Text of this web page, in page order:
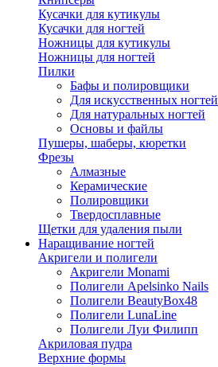
Кусачки для кутикулы
Кусачки для ногтей
Ножницы для кутикулы
Ножницы для ногтей
Пилки
Бафы и полировщики
Для искусственных ногтей
Для натуральных ногтей
Основы и файлы
Пушеры, шаберы, кюретки
Фрезы
Алмазные
Керамические
Полировщики
Твердосплавные
Щетки для удаления пыли
Наращивание ногтей
Акригели и полигели
Акригели Monami
Полигели Apelsinko Nails
Полигели BeautyBox48
Полигели LunaLine
Полигели Луи Филипп
Акриловая пудра
Верхние формы